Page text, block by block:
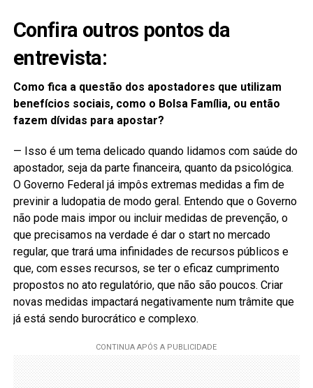
Confira outros pontos da
entrevista:
Como fica a questão dos apostadores que utilizam
benefícios sociais, como o Bolsa Família, ou então
fazem dívidas para apostar?
— Isso é um tema delicado quando lidamos com saúde do
apostador, seja da parte financeira, quanto da psicológica.
O Governo Federal já impôs extremas medidas a fim de
previnir a ludopatia de modo geral. Entendo que o Governo
não pode mais impor ou incluir medidas de prevenção, o
que precisamos na verdade é dar o start no mercado
regular, que trará uma infinidades de recursos públicos e
que, com esses recursos, se ter o eficaz cumprimento
propostos no ato regulatório, que não são poucos. Criar
novas medidas impactará negativamente num trâmite que
já está sendo burocrático e complexo.